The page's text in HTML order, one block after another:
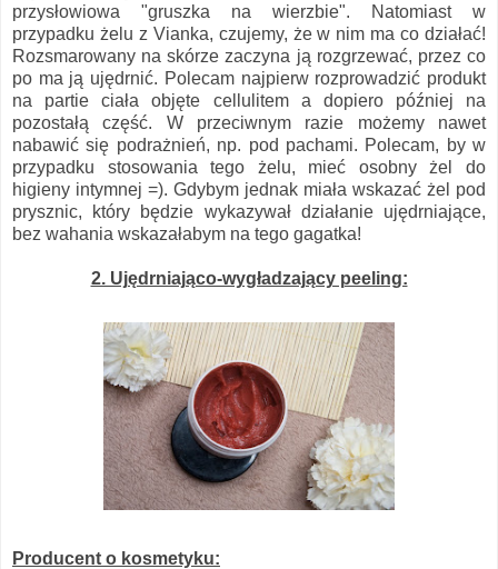
przysłowiowa "gruszka na wierzbie". Natomiast w
przypadku żelu z Vianka, czujemy, że w nim ma co działać!
Rozsmarowany na skórze zaczyna ją rozgrzewać, przez co
po ma ją ujędrnić. Polecam najpierw rozprowadzić produkt
na partie ciała objęte cellulitem a dopiero później na
pozostałą część. W przeciwnym razie możemy nawet
nabawić się podrażnień, np. pod pachami. Polecam, by w
przypadku stosowania tego żelu, mieć osobny żel do
higieny intymnej =). Gdybym jednak miała wskazać żel pod
prysznic, który będzie wykazywał działanie ujędrniające,
bez wahania wskazałabym na tego gagatka!
2. Ujędrniająco-wygładzający peeling:
Producent o kosmetyku: